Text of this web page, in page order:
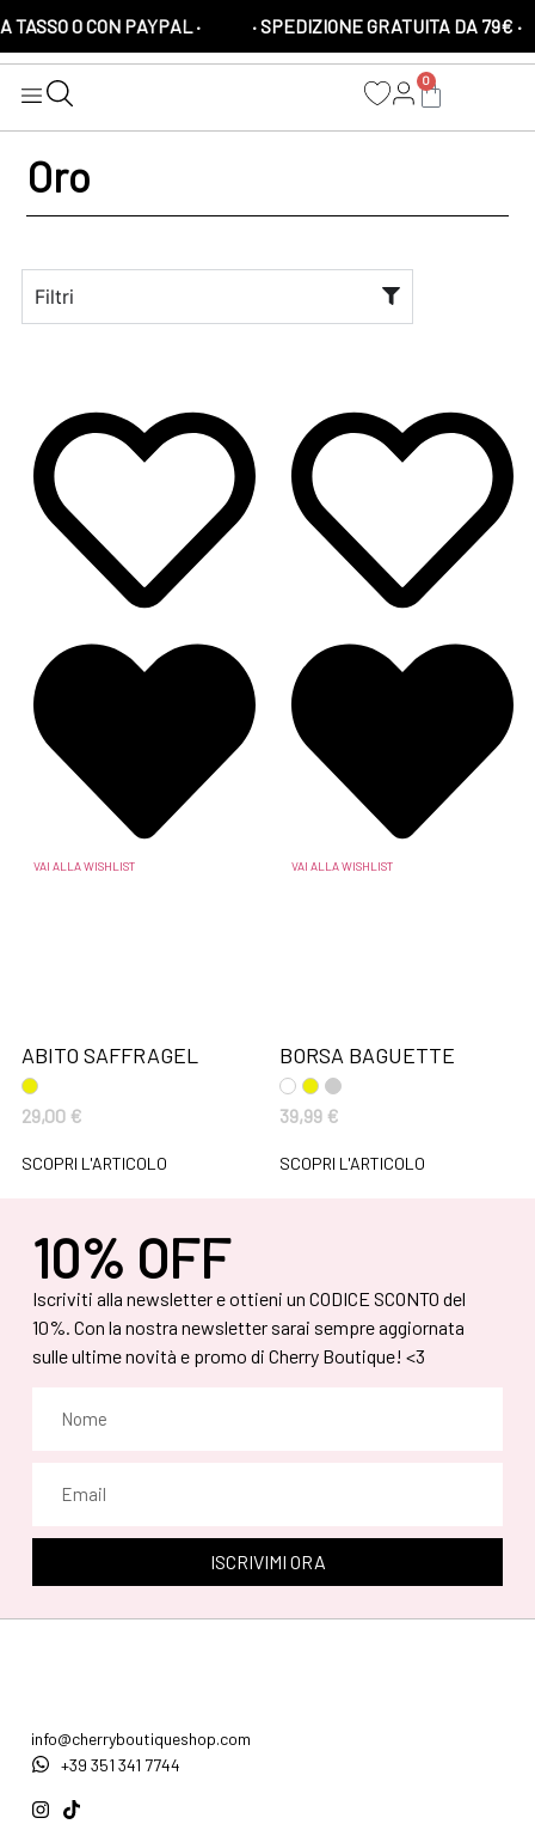
0 CON PAYPAL · · SPEDIZIONE GRATUITA DA 79€ ·
0
Oro
Filtri
VAI ALLA WISHLIST
ABITO SAFFRAGEL
29,00 €
SCOPRI L'ARTICOLO
VAI ALLA WISHLIST
BORSA BAGUETTE
39,99 €
SCOPRI L'ARTICOLO
10% OFF
Iscriviti alla newsletter e ottieni un CODICE SCONTO del
10%. Con la nostra newsletter sarai sempre aggiornata
sulle ultime novità e promo di Cherry Boutique! <3
ISCRIVIMI ORA
info@cherryboutiqueshop.com
+39 351 341 7744